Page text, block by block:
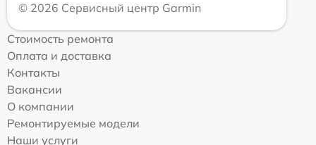
© 2026 Сервисный центр Garmin
Стоимость ремонта
Оплата и доставка
Контакты
Вакансии
О компании
Ремонтируемые модели
Наши услуги